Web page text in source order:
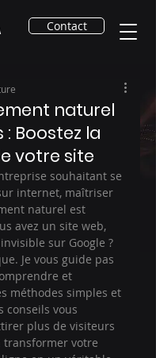
Contact
naturel
Boostez la
votre site
souhaitant se
internet, maîtriser
naturel est
avez un site web,
sur Google ?
Je vous guide pas
et
méthodes simples et
conseils vous
plus de visiteurs
transformer votre